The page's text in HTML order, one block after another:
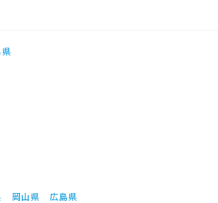
岡山県
広島県